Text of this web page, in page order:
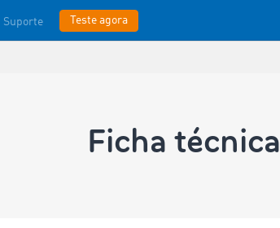
Suporte Teste agora
Ficha técnica